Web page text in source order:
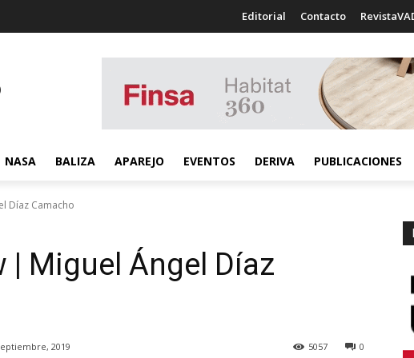
Editorial Contacto
NASA BALIZA APAREJO EVENTOS DERIVA PUBLICACIONES
Díaz Camacho
Miguel Ángel Díaz
2019 0
5057